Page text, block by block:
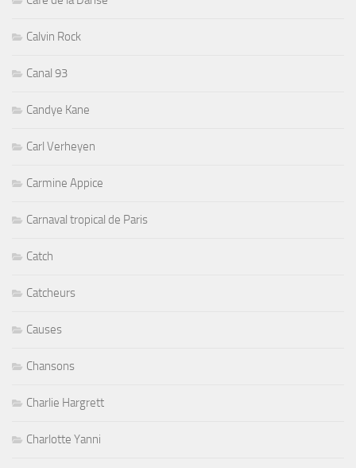
Calvin Rock
Canal 93
Candye Kane
Carl Verheyen
Carmine Appice
Carnaval tropical de Paris
Catch
Catcheurs
Causes
Chansons
Charlie Hargrett
Charlotte Yanni